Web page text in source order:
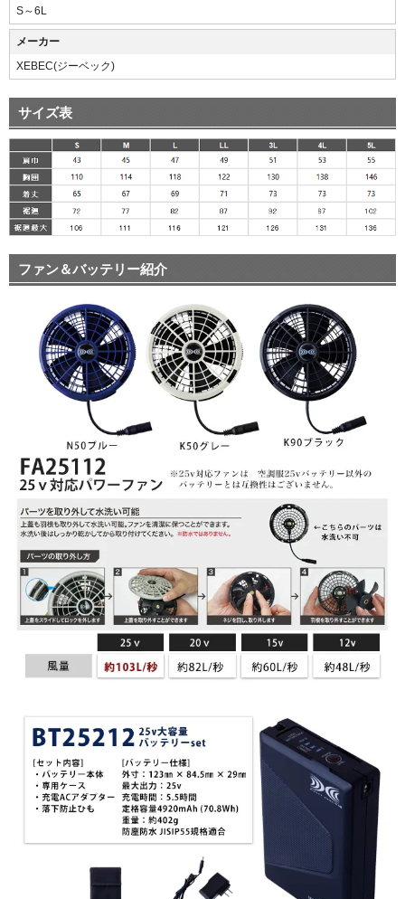
S～6L
メーカー
XEBEC(ジーベック)
サイズ表
ファン＆バッテリー紹介